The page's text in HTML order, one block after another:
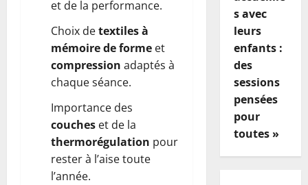
et de la performance.
Choix detextiles à
mémoire de forme et
compression adaptés à
chaque séance.
Importance des
couches et de la
thermorégulation pour
rester à l’aise toute
l’année.
s avec
leurs
enfants :
des
sessions
pensées
pour
toutes »